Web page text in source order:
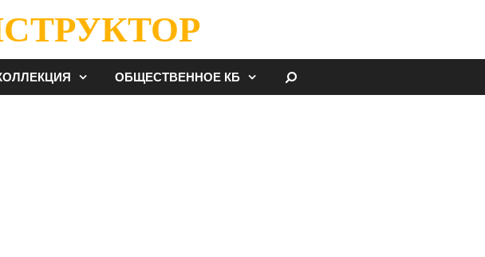
ОБЩЕСТВЕННОЕ КБ